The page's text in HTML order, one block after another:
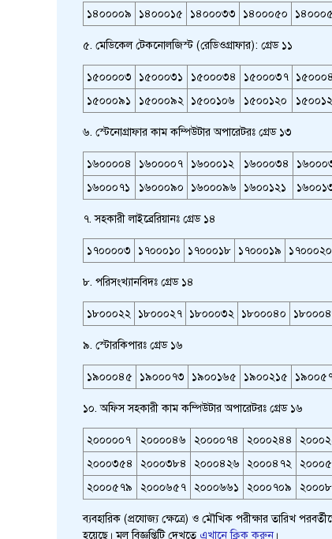
১৪০০০০৯ ১৪০০০১৫ ১৪০০০৩৩ ১৪০০০৫০
৫. মেডিকেল টেকনোলজিস্ট (রেডিওগ্রাফার): গ্রেড ১১
১৫০০০০৩ ১৫০০০৩১ ১৫০০০৩৪ ১৫০০০৩৭
১৫০০০৯১
১৫০০০৯২ ১৫০০১০৬ ১৫০০১২০
৬. স্টেনোগ্রাফার কাম কম্পিউটার অপারেটরঃ গ্রেড ১৩
১৬০০০০৪ ১৬০০০০৭ ১৬০০০১২ ১৬০০০৩৪
১৬০০০৭১
১৬০০০৯০ ১৬০০০৯৬ ১৬০০১২১
৭. সহকারী লাইব্রেরিয়ানঃ গ্রেড ১৪
১৭০০০০৩ ১৭০০০১০ ১৭০০০১৮ ১৭০০০১৯ ১৭০০০২০
৮. পরিসংখ্যানবিদঃ গ্রেড ১৪
১৮০০০২২ ১৮০০০২৭ ১৮০০০৩২ ১৮০০০৪০
৯. স্টোরকিপারঃ গ্রেড ১৬
১৯০০০৪৫ ১৯০০০৭৩ ১৯০০১৬৫ ১৯০০২১৫
১০. অফিস সহকারী কাম কম্পিউটার অপারেটরঃ গ্রেড ১৬
২০০০০০৭ ২০০০০৪৬ ২০০০০৭৪ ২০০০২৪৪
২০০০৩৫৪
২০০০৩৮৪ ২০০০৪২৬ ২০০০৪৭২
২০০০৫৭৯
২০০০৬৫৭ ২০০০৬৬১ ২০০০৭০৯
ব্যবহারিক (প্রযোজ্য ক্ষেত্রে) ও মৌখিক পরীক্ষার তারিখ
হয়েছে। মূল বিজ্ঞপ্তিটি দেখতে এখানে ক্লিক করুন।